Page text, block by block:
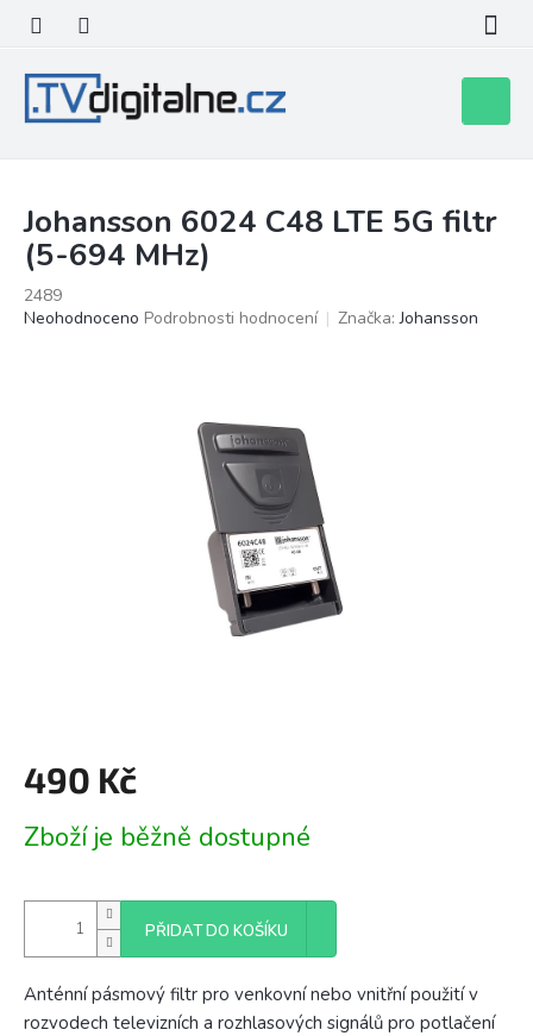
obsah
košík
Johansson 6024 C48 LTE 5G filtr
(5-694 MHz)
2489
Průměrné
Neohodnoceno Podrobnosti hodnocení Značka:Johansson
490 Kč
cena:
Zboží je běžně dostupné
PŘIDAT DO KOŠÍKU
Anténní pásmový filtr pro venkovní nebo vnitřní použití v
rozvodech televizních a rozhlasových signálů pro potlačení